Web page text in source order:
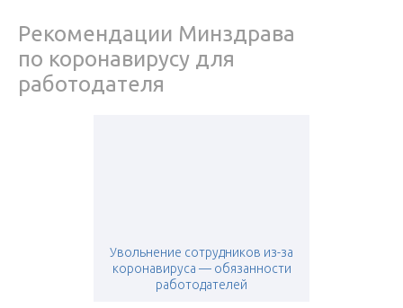
Рекомендации Минздрава
по коронавирусу для
работодателя
Увольнение сотрудников из-за
коронавируса — обязанности
работодателей